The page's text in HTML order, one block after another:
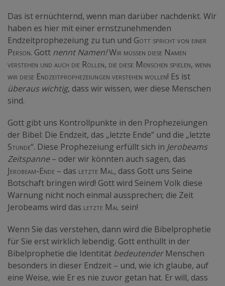
Das ist ernüchternd, wenn man darüber nachdenkt. Wir
haben es hier mit einer ernstzunehmenden
Endzeitprophezeiung zu tun und Gott spricht von einer
Person. Gott nennt Namen!Wir müssen diese Namen
verstehen und auch die Rollen, die diese Menschen spielen, wenn
wir diese Endzeitprophezeiungen verstehen wollen! Es ist
überaus wichtig, dass wir wissen, wer diese Menschen
sind.
Gott gibt uns Kontrollpunkte in den Prophezeiungen
der Bibel: Die Endzeit, das „letzte Ende“ und die „letzte
Stunde“. Diese Prophezeiung erfüllt sich in Jerobeams
Zeitspanne– oder wir könnten auch sagen, das
Jerobeam-Ende – das letzte Mal, dass Gott uns Seine
Botschaft bringen wird! Gott wird Seinem Volk diese
Warnung nicht noch einmal aussprechen; die Zeit
Jerobeams wird das letzte Mal sein!
Wenn Sie das verstehen, dann wird die Bibelprophetie
für Sie erst wirklich lebendig. Gott enthüllt in der
Bibelprophetie die Identität bedeutenderMenschen
besonders in dieser Endzeit – und, wie ich glaube, auf
eine Weise, wie Er es nie zuvor getan hat. Er will, dass